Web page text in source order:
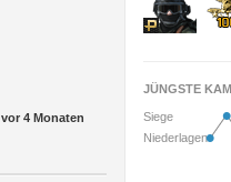
vor 4 Monaten
JÜNGSTE
Siege
Niederlagen•
•